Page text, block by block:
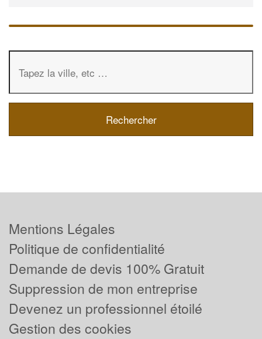
Mentions Légales
Politique de confidentialité
Demande de devis 100% Gratuit
Suppression de mon entreprise
Devenez un professionnel étoilé
Gestion des cookies